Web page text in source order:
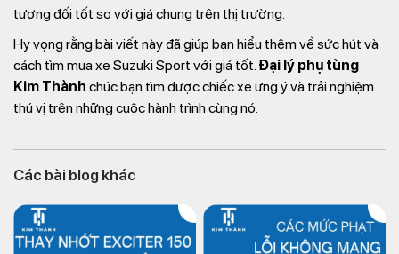
tương đối tốt so với giá chung trên thị trường.
Hy vọng rằng bài viết này đã giúp bạn hiểu thêm về sức hút và
cách tìm mua xe Suzuki Sport với giá tốt. Đại lý phụ tùng
Kim Thành chúc bạn tìm được chiếc xe ưng ý và trải nghiệm
thú vị trên những cuộc hành trình cùng nó.
Các bài blog khác